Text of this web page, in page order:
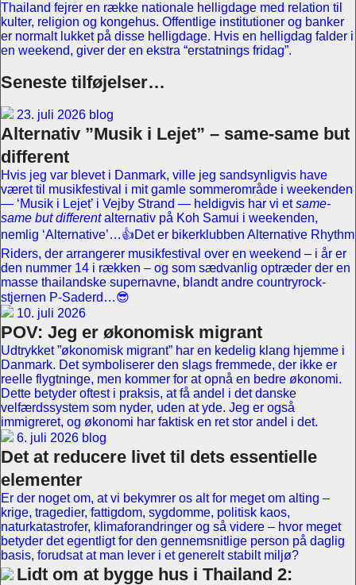
Thailand fejrer en række nationale helligdage med relation til
kulter, religion og kongehus. Offentlige institutioner og banker
er normalt lukket på disse helligdage. Hvis en helligdag falder i
en weekend, giver der en ekstra “erstatnings fridag”.
Seneste tilføjelser…
23. juli 2026 blog
Alternativ ”Musik i Lejet” – same-same but
different
Hvis jeg var blevet i Danmark, ville jeg sandsynligvis have
været til musikfestival i mit gamle sommerområde i weekenden
— ‘Musik i Lejet’ i Vejby Strand — heldigvis har vi etsame-
same but differentalternativ på Koh Samui i weekenden,
nemlig ‘Alternative’…👍Det er bikerklubben Alternative Rhythm
Riders, der arrangerer musikfestival over en weekend – i år er
den nummer 14 i rækken – og som sædvanlig optræder der en
masse thailandske supernavne, blandt andre countryrock-
stjernen P-Saderd…😎
10. juli 2026
POV: Jeg er økonomisk migrant
Udtrykket ”økonomisk migrant” har en kedelig klang hjemme i
Danmark. Det symboliserer den slags fremmede, der ikke er
reelle flygtninge, men kommer for at opnå en bedre økonomi.
Dette betyder oftest i praksis, at få andel i det danske
velfærdssystem som nyder, uden at yde. Jeg er også
immigreret, og økonomi har faktisk en ret stor andel i det.
6. juli 2026 blog
Det at reducere livet til dets essentielle
elementer
Er der noget om, at vi bekymrer os alt for meget om alting –
krige, tragedier, fattigdom, sygdomme, politisk kaos,
naturkatastrofer, klimaforandringer og så videre – hvor meget
betyder det egentligt for den gennemsnitlige person på daglig
basis, forudsat at man lever i et generelt stabilt miljø?
Lidt om at bygge hus i Thailand 2: